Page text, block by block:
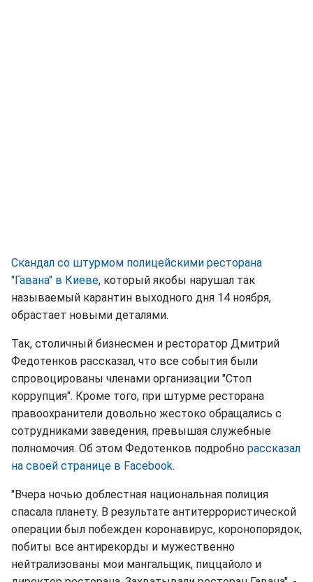
Скандал со штурмом полицейскими ресторана
"Гавана" в Киеве, который якобы нарушал так
называемый карантин выходного дня 14 ноября,
обрастает новыми деталями.
Так, столичный бизнесмен и ресторатор Дмитрий
Федотенков рассказал, что все события были
спровоцированы членами организации "Стоп
коррупция". Кроме того, при штурме ресторана
правоохранители довольно жестоко обращались с
сотрудниками заведения, превышая служебные
полномочия. Об этом Федотенков подробно рассказал
на своей странице в Facebook.
"Вчера ночью доблестная национальная полиция
спасала планету. В результате антитеррористической
операции был побежден коронавирус, коронопорядок,
побиты все антирекорды и мужественно
нейтрализованы мои мангальщик, пиццайоло и